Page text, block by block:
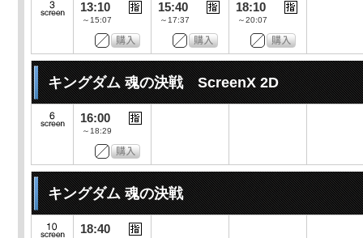
13:10
～15:07
15:40
～17:37
18:10
～20:07
キングダム 魂の決戦 ScreenX 2D
16:00
～18:29
キングダム 魂の決戦
18:40